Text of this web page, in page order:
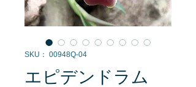
SKU： 00948Q-04
エピデンドラム